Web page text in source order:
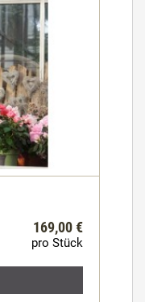
169,00 €
pro Stück